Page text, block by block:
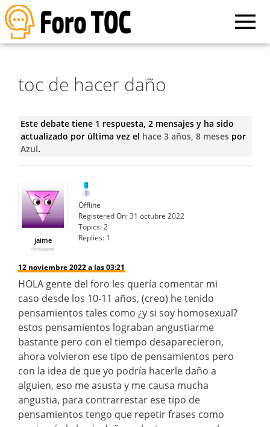
toc de hacer daño
Este debate tiene 1 respuesta, 2 mensajes y ha sido
actualizado por última vez el hace 3 años, 8 mesespor
Azul.
jaime
Participante
Offline
Registered On:31 octubre 2022
Topics:2
Replies: 1
12 noviembre 2022 a las 03:21
HOLA gente del foro les quería comentar mi
caso desde los 10-11 años, (creo) he tenido
pensamientos tales como ¿y si soy homosexual?
estos pensamientos lograban angustiarme
bastante pero con el tiempo desaparecieron,
ahora volvieron ese tipo de pensamientos pero
con la idea de que yo podría hacerle daño a
alguien, eso me asusta y me causa mucha
angustia, para contrarrestar ese tipo de
pensamientos tengo que repetir frases como